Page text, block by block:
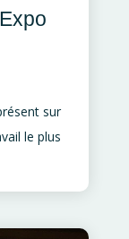
sur
le plus